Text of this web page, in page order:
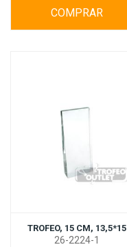
COMPRAR
TROFEO, 15 CM, 13,5*15
26-2224-1